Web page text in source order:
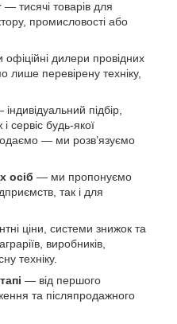
— тисячі товарів для
промисловості або
дилери провідних
лише перевірену техніку,
підбір,
і сервіс будь-якої
— ми розв’язуємо
осіб — ми пропонуємо
так і для
ціни, системи знижок та
виробників,
техніку.
— від першого
та післяпродажного